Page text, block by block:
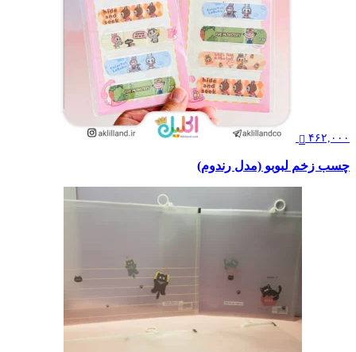
۴۶۲,۰۰۰
چسب زخم لبوبو (مدل رندوم)